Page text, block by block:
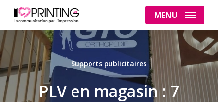
Skip
main
content
MENU
Supports publicitaires
PLV en magasin : 7